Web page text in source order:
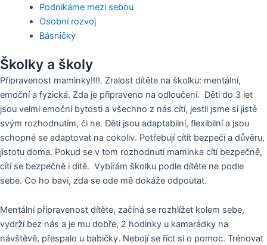
Podnikáme mezi sebou
Osobní rozvoj
Básničky
Školky a školy
Připravenost maminky!!!!. Zralost dítěte na školku: mentální,
emoční a fyzická. Zda je připraveno na odloučení. Děti do 3 let
jsou velmi emoční bytosti a všechno z nás cítí, jestli jsme si jisté
svým rozhodnutím, či ne. Děti jsou adaptabilní, flexibilní a jsou
schopné se adaptovat na cokoliv. Potřebují cítit bezpečí a důvěru,
jistotu doma. Pokud se v tom rozhodnutí maminka cítí bezpečně,
cítí se bezpečně i dítě. Vybírám školku podle dítěte ne podle
sebe. Co ho baví, zda se ode mě dokáže odpoutat.
Mentální připravenost dítěte, začíná se rozhlížet kolem sebe,
vydrží bez nás a je mu dobře, 2 hodinky u kamarádky na
návštěvě, přespalo u babičky. Nebojí se říct si o pomoc. Trénovat